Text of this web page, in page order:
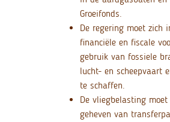
Groeifonds.
De regering moet zich
financiële en fiscale
gebruik van fossiele
lucht- en scheepvaart
te schaffen.
De vliegbelasting moet
geheven van